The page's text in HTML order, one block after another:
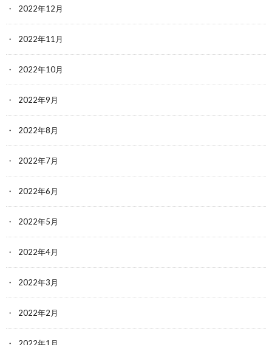
2022年12月
2022年11月
2022年10月
2022年9月
2022年8月
2022年7月
2022年6月
2022年5月
2022年4月
2022年3月
2022年2月
2022年1月